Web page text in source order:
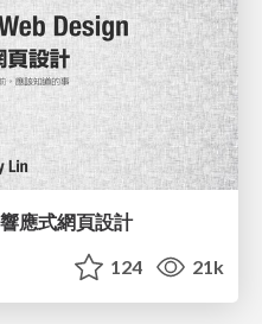
應式網頁設計
124 21k